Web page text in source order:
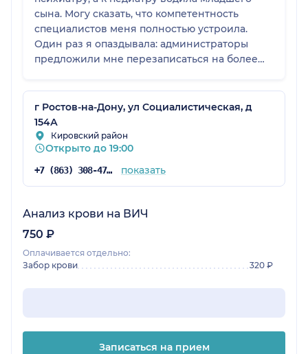
сына. Могу сказать, что компетентность
специалистов меня полностью устроила.
Один раз я опаздывала: администраторы
предложили мне перезаписаться на более
там все весьма лояльно.
г Ростов-на-Дону, ул Социалистическая, д
154А
Кировский район
Открыто до 19:00
+7 (863) 308-47-39 показать
Анализ крови на ВИЧ
750 ₽
Оплачивается отдельно:
Забор крови
320 ₽
Записаться на прием